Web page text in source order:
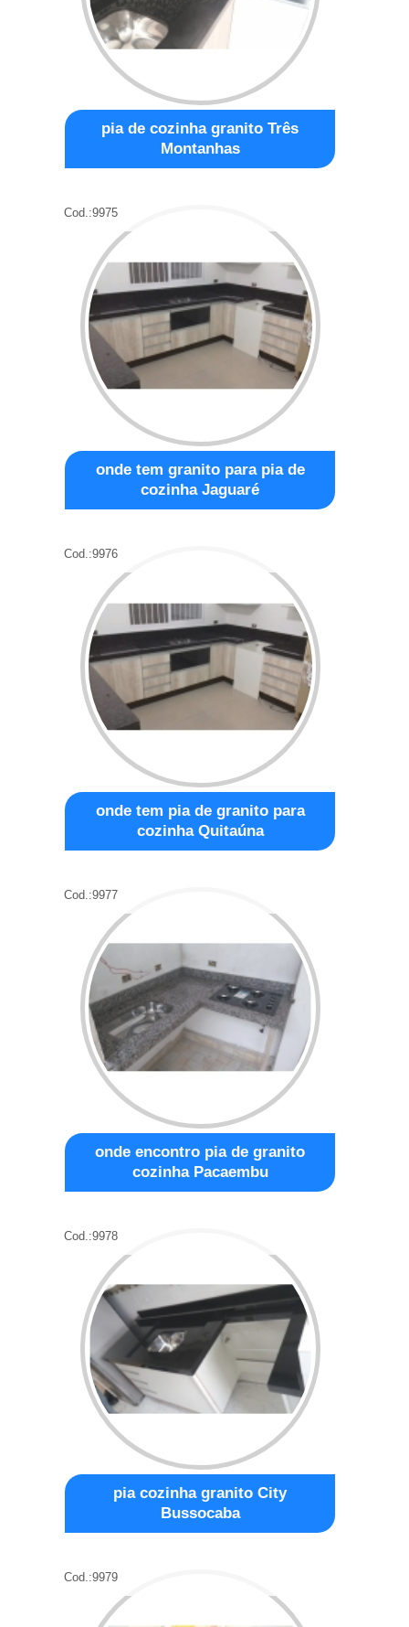
pia de cozinha granito Três
Montanhas
Cod.:9975
onde tem granito para pia de
cozinha Jaguaré
Cod.:9976
onde tem pia de granito para
cozinha Quitaúna
Cod.:9977
onde encontro pia de granito
cozinha Pacaembu
Cod.:9978
pia cozinha granito City
Bussocaba
Cod.:9979